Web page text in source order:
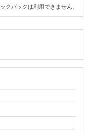
ックバックは利用できません。